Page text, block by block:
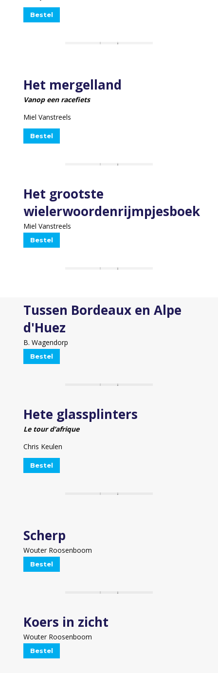
Bestel
Het mergelland
Vanop een racefiets
Miel Vanstreels
Bestel
Het grootste
wielerwoordenrijmpjesboek
Miel Vanstreels
Bestel
Tussen Bordeaux en Alpe
d'Huez
B. Wagendorp
Bestel
Hete glassplinters
Le tour d’afrique
Chris Keulen
Bestel
Scherp
Wouter Roosenboom
Bestel
Koers in zicht
Wouter Roosenboom
Bestel